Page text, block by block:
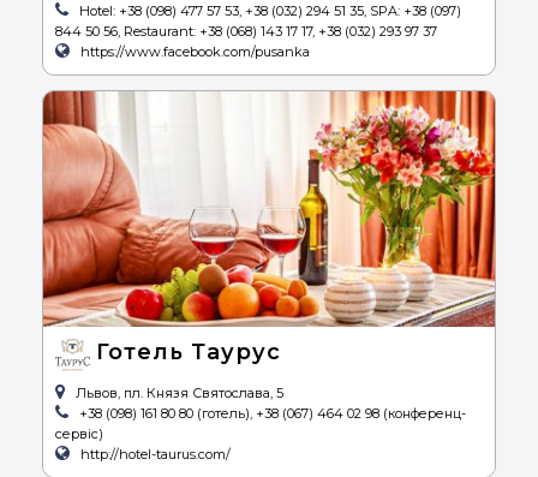
Hotel: +38 (098) 477 57 53, +38 (032) 294 51 35, SPA: +38 (097)
844 50 56, Restaurant: +38 (068) 143 17 17, +38 (032) 293 97 37
https://www.facebook.com/pusanka
Готель Таурус
Львов, пл. Князя Святослава, 5
+38 (098) 161 80 80 (готель), +38 (067) 464 02 98 (конференц-
сервіс)
http://hotel-taurus.com/